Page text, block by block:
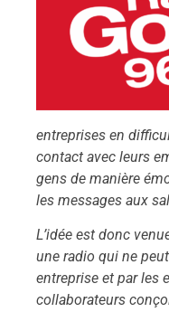
entreprises en
contact avec leurs
gens de manière
les messages aux
L’idée est donc
une radio qui ne
entreprise et par les
collaborateurs